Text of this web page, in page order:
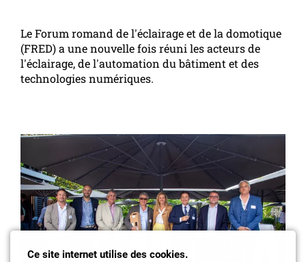
Le Forum romand de l'éclairage et de la domotique
(FRED) a une nouvelle fois réuni les acteurs de
l'éclairage, de l'automation du bâtiment et des
technologies numériques.
Ce site internet utilise des cookies.